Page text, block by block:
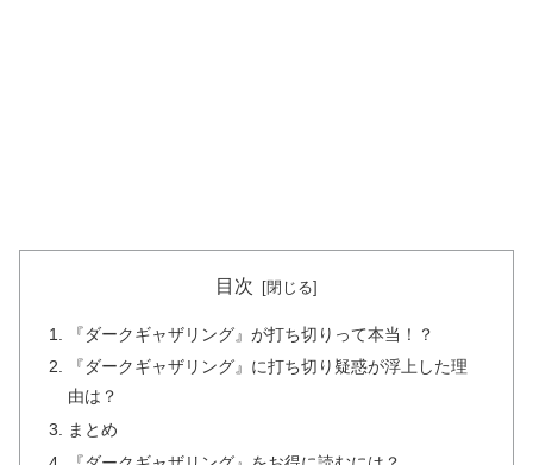
目次
『ダークギャザリング』が打ち切りって本当！？
『ダークギャザリング』に打ち切り疑惑が浮上した理
由は？
まとめ